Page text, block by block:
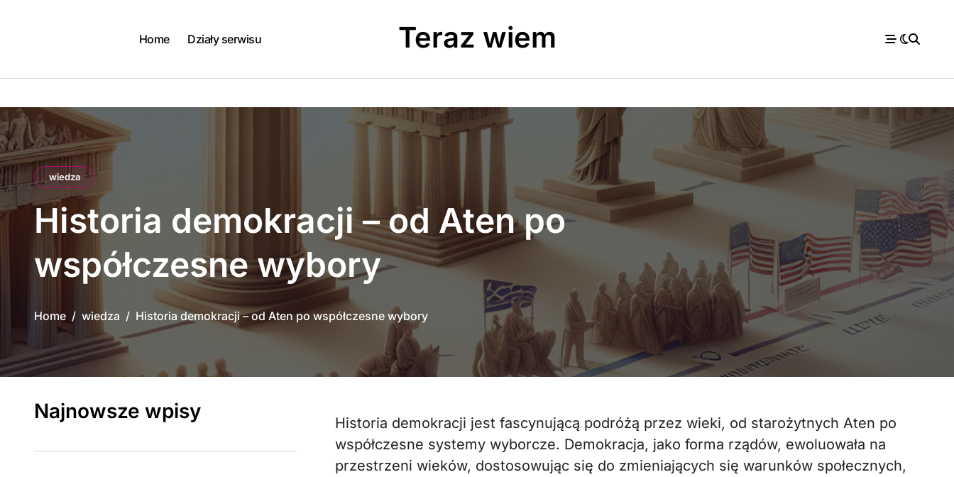
Home Działy serwisu Teraz wiem
wiedza
Historia demokracji – od Aten po
współczesne wybory
Home wiedza Historia demokracji – od Aten po współczesne wybory
Najnowsze wpisy
Historia demokracji jest fascynującą podróżą przez wieki, od starożytnych Aten po
współczesne systemy wyborcze. Demokracja, jako forma rządów, ewoluowała na
przestrzeni wieków, dostosowując się do zmieniających się warunków społecznych,